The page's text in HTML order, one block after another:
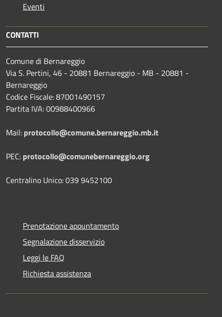
Eventi
CONTATTI
Comune di Bernareggio
Via S. Pertini, 46 - 20881 Bernareggio - MB - 20881 -
Bernareggio
Codice Fiscale: 87001490157
Partita IVA: 00988400966
Mail: protocollo@comune.bernareggio.mb.it
PEC: protocollo@comunebernareggio.org
Centralino Unico: 039 9452100
Prenotazione appuntamento
Segnalazione disservizio
Leggi le FAQ
Richiesta assistenza